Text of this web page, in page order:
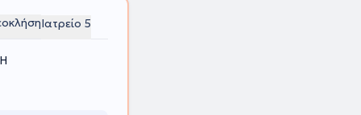
Ιατρείο 5